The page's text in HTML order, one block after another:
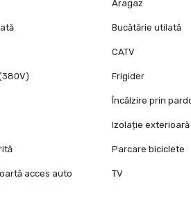
Universitatea de Agronomie
Aragaz
Bucătărie utilată
CATV
Frigider
Încălzire prin
Izolație exterioară
Parcare biciclete
acces auto TV